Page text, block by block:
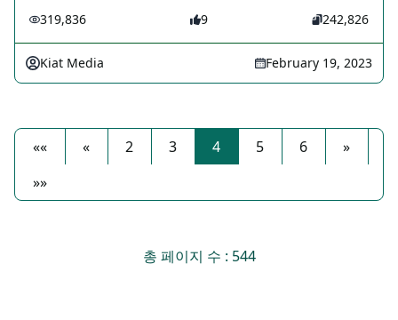
319,836 9 242,826
Kiat Media February 19, 2023
«« « 2 3 4 5 6
»
»»
총 페이지 수 : 544